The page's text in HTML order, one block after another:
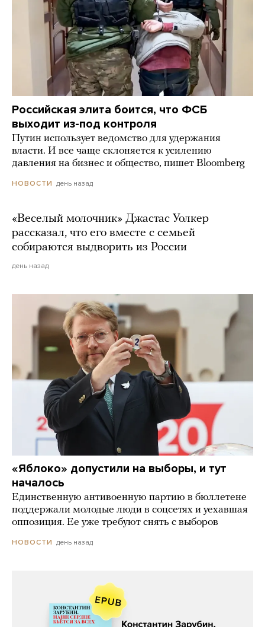
Российская элита боится, что ФСБ
выходит из-под контроля
Путин использует ведомство для удержания
власти. И все чаще склоняется к усилению
давления на бизнес и общество, пишет Bloomberg
НОВОСТИ день назад
«Веселый молочник» Джастас Уолкер
рассказал, что его вместе с семьей
собираются выдворить из России
день назад
«Яблоко» допустили на выборы, и тут
началось
Единственную антивоенную партию в бюллетене
поддержали молодые люди в соцсетях и уехавшая
оппозиция. Ее уже требуют снять с выборов
НОВОСТИ день назад